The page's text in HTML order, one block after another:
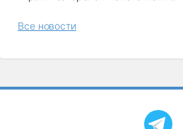
Все новости